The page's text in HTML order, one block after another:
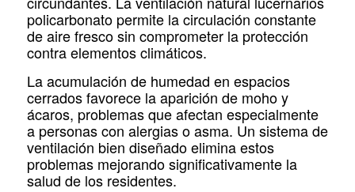
policarbonato permite la circulación constante
de aire fresco sin comprometer la protección
contra elementos climáticos.
La acumulación de humedad en espacios
cerrados favorece la aparición de moho y
ácaros, problemas que afectan especialmente
a personas con alergias o asma. Un sistema de
ventilación bien diseñado elimina estos
problemas mejorando significativamente la
salud de los residentes.